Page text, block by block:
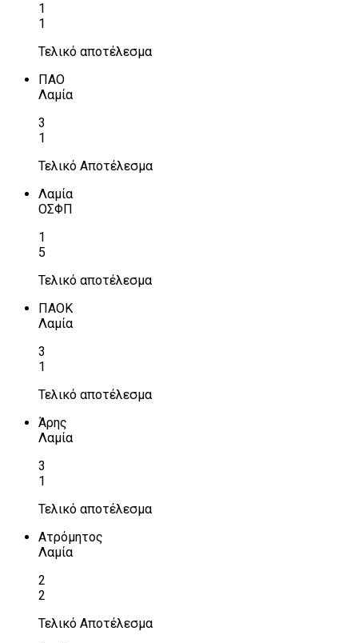
1
1
Τελικό αποτέλεσμα
ΠΑΟ
Λαμία
3
1
Τελικό Αποτέλεσμα
Λαμία
ΟΣΦΠ
1
5
Τελικό αποτέλεσμα
ΠΑΟΚ
Λαμία
3
1
Τελικό αποτέλεσμα
Άρης
Λαμία
3
1
Τελικό αποτέλεσμα
Ατρόμητος
Λαμία
2
2
Τελικό Αποτέλεσμα